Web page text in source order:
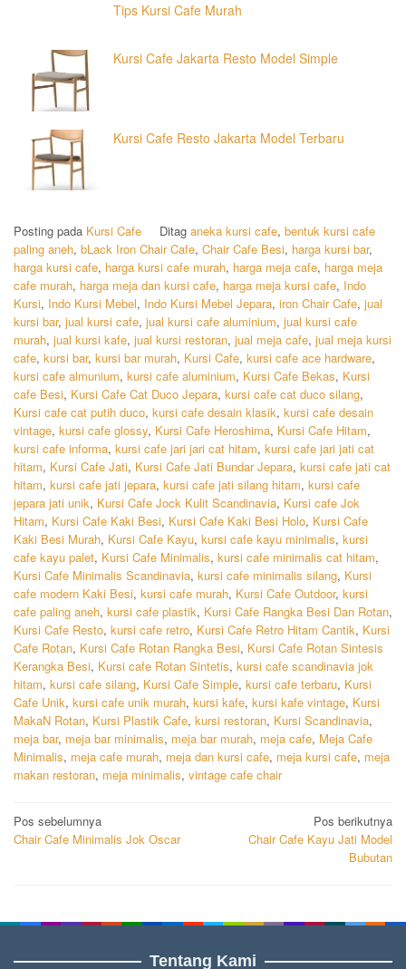
Tips Kursi Cafe Murah
Kursi Cafe Jakarta Resto Model Simple
Kursi Cafe Resto Jakarta Model Terbaru
Posting pada Kursi Cafe Ditag aneka kursi cafe, bentuk kursi cafe
paling aneh, bLack Iron Chair Cafe, Chair Cafe Besi, harga kursi bar,
harga kursi cafe, harga kursi cafe murah, harga meja cafe, harga meja
cafe murah, harga meja dan kursi cafe, harga meja kursi cafe, Indo
Kursi, Indo Kursi Mebel, Indo Kursi Mebel Jepara, iron Chair Cafe, jual
kursi bar, jual kursi cafe, jual kursi cafe aluminium, jual kursi cafe
murah, jual kursi kafe, jual kursi restoran, jual meja cafe, jual meja kursi
cafe, kursi bar, kursi bar murah, Kursi Cafe, kursi cafe ace hardware,
kursi cafe almunium, kursi cafe aluminium, Kursi Cafe Bekas, Kursi
cafe Besi, Kursi Cafe Cat Duco Jepara, kursi cafe cat duco silang,
Kursi cafe cat putih duco, kursi cafe desain klasik, kursi cafe desain
vintage, kursi cafe glossy, Kursi Cafe Heroshima, Kursi Cafe Hitam,
kursi cafe informa, kursi cafe jari jari cat hitam, kursi cafe jari jati cat
hitam, Kursi Cafe Jati, Kursi Cafe Jati Bundar Jepara, kursi cafe jati cat
hitam, kursi cafe jati jepara, kursi cafe jati silang hitam, kursi cafe
jepara jati unik, Kursi Cafe Jock Kulit Scandinavia, Kursi cafe Jok
Hitam, Kursi Cafe Kaki Besi, Kursi Cafe Kaki Besi Holo, Kursi Cafe
Kaki Besi Murah, Kursi Cafe Kayu, kursi cafe kayu minimalis, kursi
cafe kayu palet, Kursi Cafe Minimalis, kursi cafe minimalis cat hitam,
Kursi Cafe Minimalis Scandinavia, kursi cafe minimalis silang, Kursi
cafe modern Kaki Besi, kursi cafe murah, Kursi Cafe Outdoor, kursi
cafe paling aneh, kursi cafe plastik, Kursi Cafe Rangka Besi Dan Rotan,
Kursi Cafe Resto, kursi cafe retro, Kursi Cafe Retro Hitam Cantik, Kursi
Cafe Rotan, Kursi Cafe Rotan Rangka Besi, Kursi Cafe Rotan Sintesis
Kerangka Besi, Kursi cafe Rotan Sintetis, kursi cafe scandinavia jok
hitam, kursi cafe silang, Kursi Cafe Simple, kursi cafe terbaru, Kursi
Cafe Unik, kursi cafe unik murah, kursi kafe, kursi kafe vintage, Kursi
MakaN Rotan, Kursi Plastik Cafe, kursi restoran, Kursi Scandinavia,
meja bar, meja bar minimalis, meja bar murah, meja cafe, Meja Cafe
Minimalis, meja cafe murah, meja dan kursi cafe, meja kursi cafe, meja
makan restoran, meja minimalis, vintage cafe chair
Navigasi
pos
Pos sebelumnya
Chair Cafe Minimalis Jok Oscar
Pos berikutnya
Chair Cafe Kayu Jati Model
Bubutan
Tentang Kami